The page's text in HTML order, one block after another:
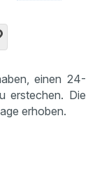
einen 24-
erstechen. Die
erhoben.